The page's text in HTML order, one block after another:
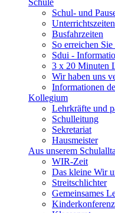
Schule
Schul- und
Unterrichtszeiten
Busfahrzeiten
So erreichen Sie
Sdui -
3 x 20 Minuten
Wir haben uns
Informationen
Kollegium
Lehrkräfte und
Schulleitung
Sekretariat
Hausmeister
Aus unserem
WIR-Zeit
Das kleine Wir
Streitschlichter
Gemeinsames
Kinderkonferenz